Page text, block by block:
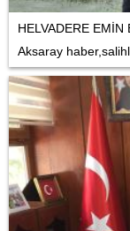
HELVADERE EMİN
Aksaray